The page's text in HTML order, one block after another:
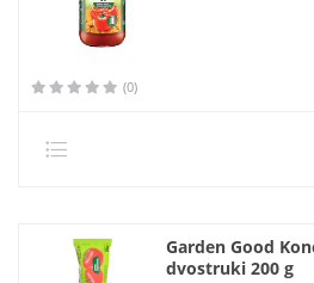
(0)
Garden Good
dvostruki 200 g